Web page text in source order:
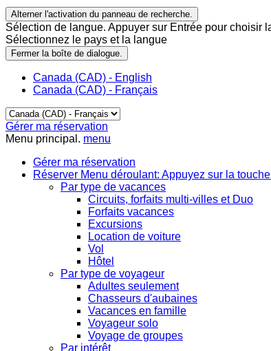
Alterner l'activation du panneau de recherche.
Sélection de langue. Appuyer sur Entrée pour choisir
Sélectionnez le pays et la langue
Fermer la boîte de dialogue.
Canada (CAD) - English
Canada (CAD) - Français
Gérer ma réservation
Menu principal. menu
Gérer ma réservation
Réserver Menu déroulant: Appuyez sur la
Par type de vacances
Circuits, forfaits multi-villes et Duo
Forfaits vacances
Excursions
Location de voiture
Vol
Hôtel
Par type de voyageur
Adultes seulement
Chasseurs d'aubaines
Vacances en famille
Voyageur solo
Voyage de groupes
Par intérêt